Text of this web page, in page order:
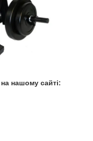
нашому сайті: